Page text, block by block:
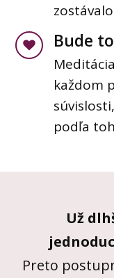
Bude
každom
podľa
Už
Preto